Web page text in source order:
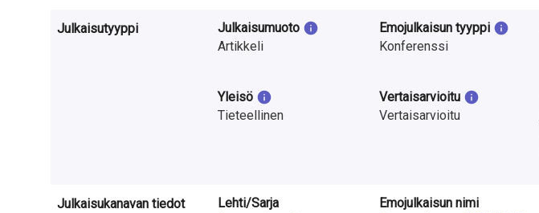
Julkaisutyyppi
Julkaisumuoto
Artikkeli
Emojulkaisun tyyppi
Konferenssi
Yleisö
Tieteellinen
Vertaisarvioitu
Vertaisarvioitu
Julkaisukanavan tiedot
Lehti/Sarja
Emojulkaisun nimi